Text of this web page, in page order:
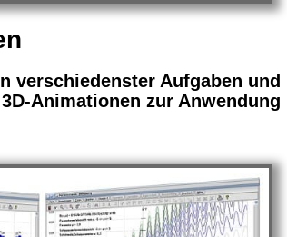
verschiedenster Aufgaben und
Animationen zur Anwendung